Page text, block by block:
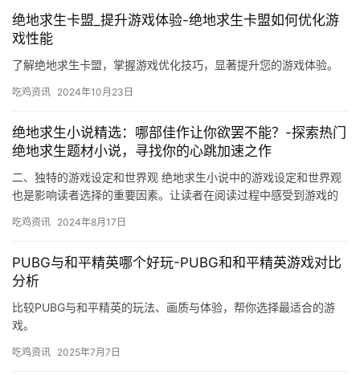
绝地求生卡盟_提升游戏体验-绝地求生卡盟如何优化游
戏性能
了解绝地求生卡盟，掌握游戏优化技巧，显著提升您的游戏体验。
吃鸡资讯 2024年10月23日
绝地求生小说精选：哪部佳作让你欲罢不能？-探索热门
绝地求生题材小说，寻找你的心跳加速之作
二、独特的游戏设定和世界观 绝地求生小说中的游戏设定和世界观
也是影响读者选择的重要因素。让读者在阅读过程中感受到游戏的
吃鸡资讯 2024年8月17日
PUBG与和平精英哪个好玩-PUBG和和平精英游戏对比
分析
比较PUBG与和平精英的玩法、画质与体验，帮你选择最适合的游
戏。
吃鸡资讯 2025年7月7日